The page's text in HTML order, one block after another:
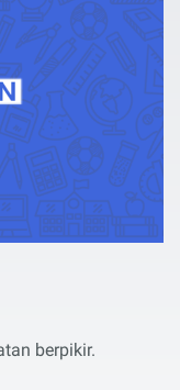
berpikir.